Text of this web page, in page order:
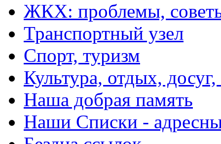
ЖКХ: проблемы,
Транспортный узел
Спорт, туризм
Культура, отдых,
Наша добрая память
Наши Списки -